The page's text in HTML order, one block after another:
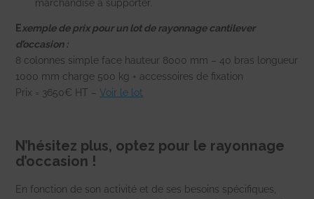
marchandise à supporter.
Exemple de prix pour un lot de rayonnage cantilever
d’occasion :
8 colonnes simple face hauteur 8000 mm – 40 bras longueur
1000 mm charge 500 kg + accessoires de fixation
Prix = 3650€ HT –Voir le lot
N’hésitez plus, optez pour le rayonnage
d’occasion !
En fonction de son activité et de ses besoins spécifiques,